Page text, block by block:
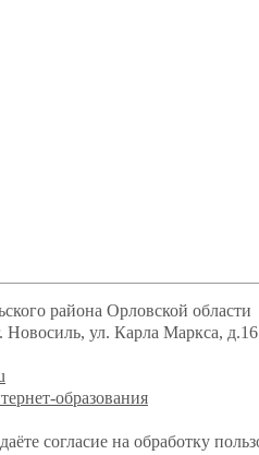
района Орловской области
Новосиль, ул. Карла Маркса, д.16
образования
согласие на обработку